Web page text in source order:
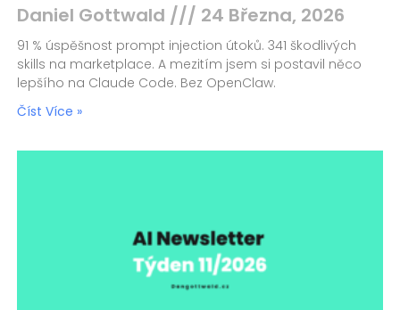
Daniel Gottwald 24 Března, 2026
91 % úspěšnost prompt injection útoků. 341 škodlivých
skills na marketplace. A mezitím jsem si postavil něco
lepšího na Claude Code. Bez OpenClaw.
Číst Více »